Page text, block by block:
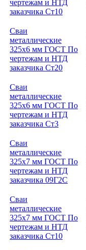
чертежам и НТД
заказчика Ст10
Сваи
металлические
325x6 мм ГОСТ По
чертежам и НТД
заказчика Ст20
Сваи
металлические
325x6 мм ГОСТ По
чертежам и НТД
заказчика Ст3
Сваи
металлические
325x7 мм ГОСТ По
чертежам и НТД
заказчика 09Г2С
Сваи
металлические
325x7 мм ГОСТ По
чертежам и НТД
заказчика Ст10